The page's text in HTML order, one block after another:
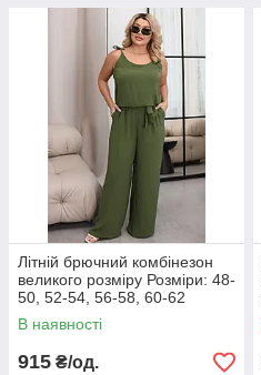
Літній брючний комбінезон
великого розміру Розміри: 48-
50, 52-54, 56-58, 60-62
В наявності
915 ₴/од.